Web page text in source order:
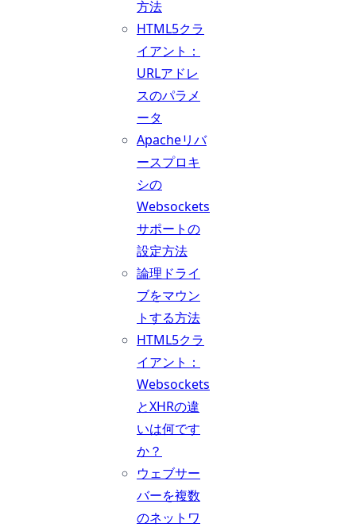
方法
HTML5クラ
イアント：
URLアドレ
スのパラメ
ータ
Apacheリバ
ースプロキ
シの
Websockets
サポートの
設定方法
論理ドライ
ブをマウン
トする方法
HTML5クラ
イアント：
Websockets
とXHRの違
いは何です
か？
ウェブサー
バーを複数
のネットワ